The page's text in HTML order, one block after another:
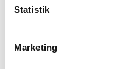
Statistik
Marketing
Våre andre prosjekter
Nordisk samarbeid